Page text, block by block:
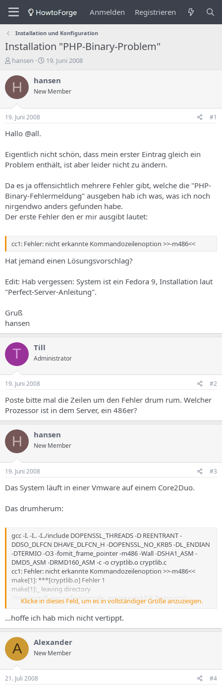
Anmelden Registrieren
Installation und Konfiguration
Installation "PHP-Binary-Problem"
E
s
e
e
r
s
T
e
m
s
hansen
E
s
e
d
a
u
m
19. Juni 2008
H hansen
New Member
19. Juni 2008 #1
Hallo @all.
Eigentlich nicht schön, dass mein erster Eintrag gleich ein
Problem enthält, ist aber leider nicht zu ändern.
Da es ja offensichtlich mehrere Fehler gibt, welche die "PHP-
Binary-Fehlermeldung" ausgeben hab ich was, was ich noch
nirgendwo anders gefunden habe.
Der erste Fehler den er mir ausgibt lautet:
cc1: Fehler: nicht erkannte Kommandozeilenoption >>-m486<<
Hat jemand einen Lösungsvorschlag?
Edit: Hab vergessen: System ist ein Fedora 9, Installation laut
"Perfect-Server-Anleitung".
Gruß
hansen
T Till
Administrator
19. Juni 2008 #2
Poste bitte mal die Zeilen um den Fehler drum rum. Welcher
Prozessor ist in dem Server, ein 486er?
H hansen
New Member
19. Juni 2008 #3
Das System läuft in einer Vmware auf einem Core2Duo.
Das drumherum:
gcc -I. -I.. -I../include DOPENSSL_THREADS -D REENTRANT -
DDSO_DLFCN DHAVE_DLFCN_H -DOPENSSL_NO_KRB5 -DL_ENDIAN
-DTERMIO -O3 -fomit_frame_pointer -m486 -Wall -DSHA1_ASM -
DMD5_ASM -DRMD160_ASM -c -o cryptlib.o cryptlib.c
cc1: Fehler: nicht erkannte Kommandozeilenoption >>-m486<<
make[1]: ***[cryptlib.o] Fehler 1
make[1]:_ leaving directory
'/tmp/install_ispconfig/compile_aps/openssl-0.9.7m/crypto'
make: *** [sub_all] Fehler 1
ERROR: Could not make OpenSSL
Klicke in dieses Feld, um es in vollständiger Größe anzuzeigen.
...hoffe ich hab mich nicht vertippt.
A Alexander
New Member
21. Juli 2008 #4